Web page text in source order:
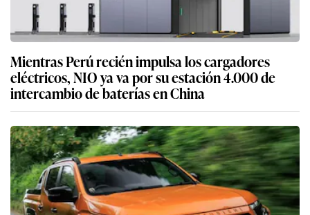
Mientras Perú recién impulsa los cargadores
eléctricos, NIO ya va por su estación 4.000 de
intercambio de baterías en China